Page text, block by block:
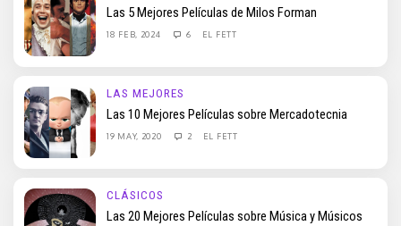
Las 5 Mejores Películas de Milos Forman
18 FEB, 2024 6 EL FETT
LAS MEJORES
Las 10 Mejores Películas sobre Mercadotecnia
19 MAY, 2020 2 EL FETT
CLÁSICOS
Las 20 Mejores Películas sobre Música y Músicos